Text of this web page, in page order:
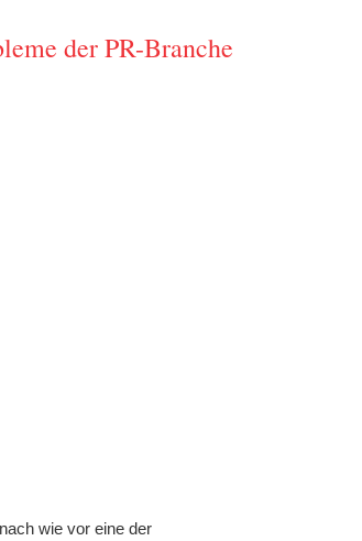
der PR-Branche
wie vor eine der